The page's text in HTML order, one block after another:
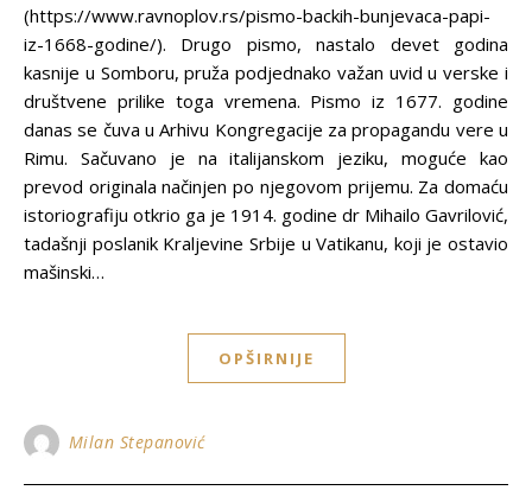
(https://www.ravnoplov.rs/pismo-backih-bunjevaca-papi-
iz-1668-godine/). Drugo pismo, nastalo devet godina
kasnije u Somboru, pruža podjednako važan uvid u verske i
društvene prilike toga vremena. Pismo iz 1677. godine
danas se čuva u Arhivu Kongregacije za propagandu vere u
Rimu. Sačuvano je na italijanskom jeziku, moguće kao
prevod originala načinjen po njegovom prijemu. Za domaću
istoriografiju otkrio ga je 1914. godine dr Mihailo Gavrilović,
tadašnji poslanik Kraljevine Srbije u Vatikanu, koji je ostavio
mašinski…
OPŠIRNIJE
Milan Stepanović